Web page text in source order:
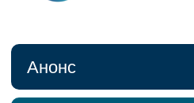
Анонс